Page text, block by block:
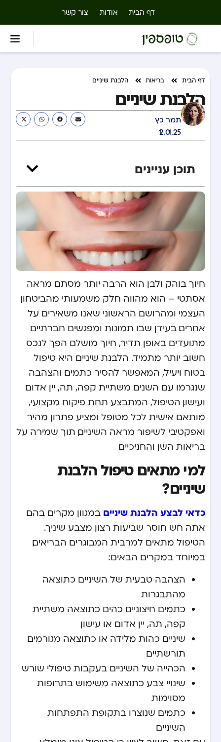
דף הבית אודות צור קשר
דף הבית בריאות הלבנת שיניים
הלבנת שיניים
תמר כץ
12.01.25
תוכן עניינים
חיוך בוהק ולבן הוא הרבה יותר מסתם מראה
אסתטי – הוא מהווה חלק משמעותי מהביטחון
העצמי ומהרושם הראשוני שאנו משאירים על
אחרים. בעידן שבו תמונות ומפגשים חברתיים
מתועדים באופן תדיר, חיוך מושלם הפך לנכס
חשוב יותר מתמיד. הלבנת שיניים היא טיפול
בטוח ויעיל, המאפשר להסיר כתמים והצהבה
שנגרמו עם השנים משתיית קפה, תה, יין אדום
ועישון. הטיפול, המתבצע תחת פיקוח מקצועי,
מותאם אישית לכל מטופל ומציע פתרון מהיר
ואפקטיבי לשיפור מראה השיניים, תוך שמירה על
בריאות השן והחניכיים.
למי מתאים טיפול הלבנת
שיניים?
כדאי לבצע הלבנת שיניים במגוון מקרים בהם
אתה חש חוסר שביעות רצון מצבע שיניך.
הטיפול מתאים למרבית המבוגרים הבריאים,
במיוחד במקרים הבאים:
הצהבה טבעית של השיניים כתוצאה
מהתבגרות
כתמים חיצוניים כהים כתוצאה משתיית
קפה, תה, יין אדום או עישון
שיניים כהות מלידה או כתוצאה מגורמים
תורשתיים
הכהייה של השיניים בעקבות טיפולי שורש
שינויי צבע כתוצאה משימוש בתרופות
מסוימות
כתמים שנוצרו בתקופת התפתחות
השיניים